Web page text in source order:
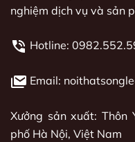
nghiệm dịch vụ và sản
Hotline:
Email:
Xưởng sản xuất: Thôn
phố Hà Nội, Việt Nam